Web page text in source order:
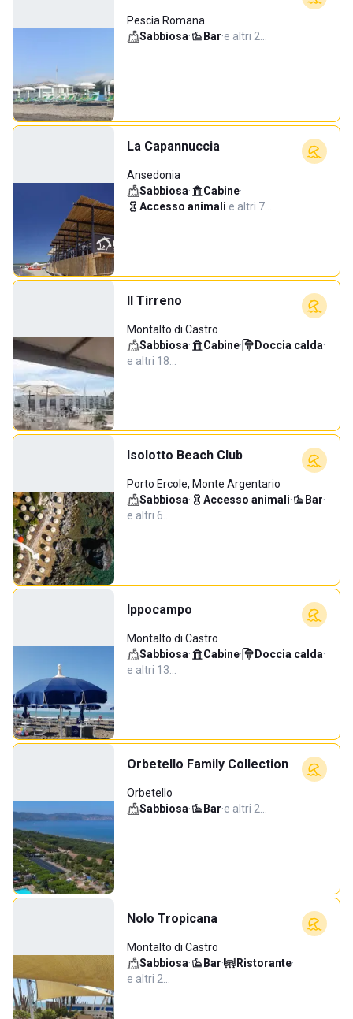
Pescia Romana
Sabbiosa· Bar·e altri 2…
La Capannuccia
Ansedonia
Sabbiosa· Cabine·
Accesso animali·e altri 7…
Il Tirreno
Montalto di Castro
Sabbiosa· Cabine· Doccia calda·
e altri 18…
Isolotto Beach Club
Porto Ercole, Monte Argentario
Sabbiosa· Accesso animali· Bar·
e altri 6…
Ippocampo
Montalto di Castro
Sabbiosa· Cabine· Doccia calda·
e altri 13…
Orbetello Family Collection
Orbetello
Sabbiosa· Bar·e altri 2…
Nolo Tropicana
Montalto di Castro
Sabbiosa· Bar· Ristorante·
e altri 2…